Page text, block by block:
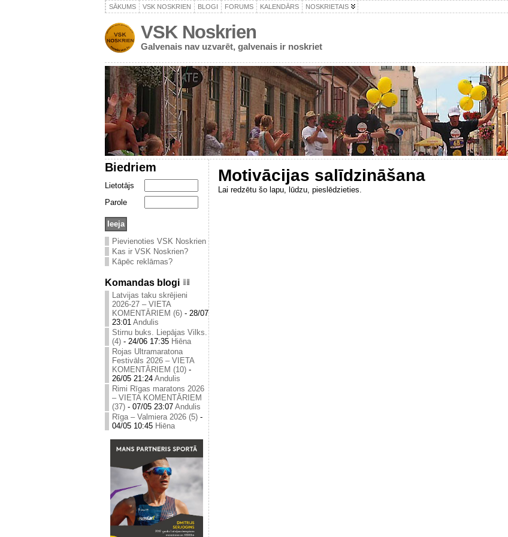
SĀKUMS VSK NOSKRIEN BLOGI FORUMS KALENDĀRS NOSKRIETAIS
VSK Noskrien
Galvenais nav uzvarēt, galvenais ir noskriet
Biedriem
Lietotājs
Parole
Pievienoties VSK Noskrien
Kas ir VSK Noskrien?
Kāpēc reklāmas?
Komandas blogi
Latvijas taku skrējieni
2026-27 – VIETA
KOMENTĀRIEM (6) - 28/07
23:01 Andulis
Stirnu buks. Liepājas Vilks.
(4) - 24/06 17:35 Hiēna
Rojas Ultramaratona
Festivāls 2026 – VIETA
KOMENTĀRIEM (10) -
26/05 21:24 Andulis
Rimi Rīgas maratons 2026
– VIETA KOMENTĀRIEM
(37) - 07/05 23:07 Andulis
Rīga – Valmiera 2026 (5) -
04/05 10:45 Hiēna
Motivācijas salīdzināšana
Lai redzētu šo lapu, lūdzu, pieslēdzieties.